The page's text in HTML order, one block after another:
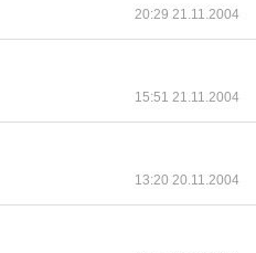
20:29 21.11.2004
15:51 21.11.2004
13:20 20.11.2004